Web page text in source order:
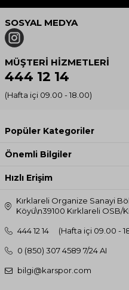
SOSYAL MEDYA
MÜŞTERI HIZMETLERI
444 12 14
(Hafta içi 09.00 - 18.00)
Popüler Kategoriler
Önemli Bilgiler
Hızlı Erişim
Kırklareli Organize Sanayi
Köyü\n39100 Kırklareli OSB/
444 12 14 (Hafta içi 09.00 -
0 (850) 307 4589 7/24 AI
bilgi@karspor.com